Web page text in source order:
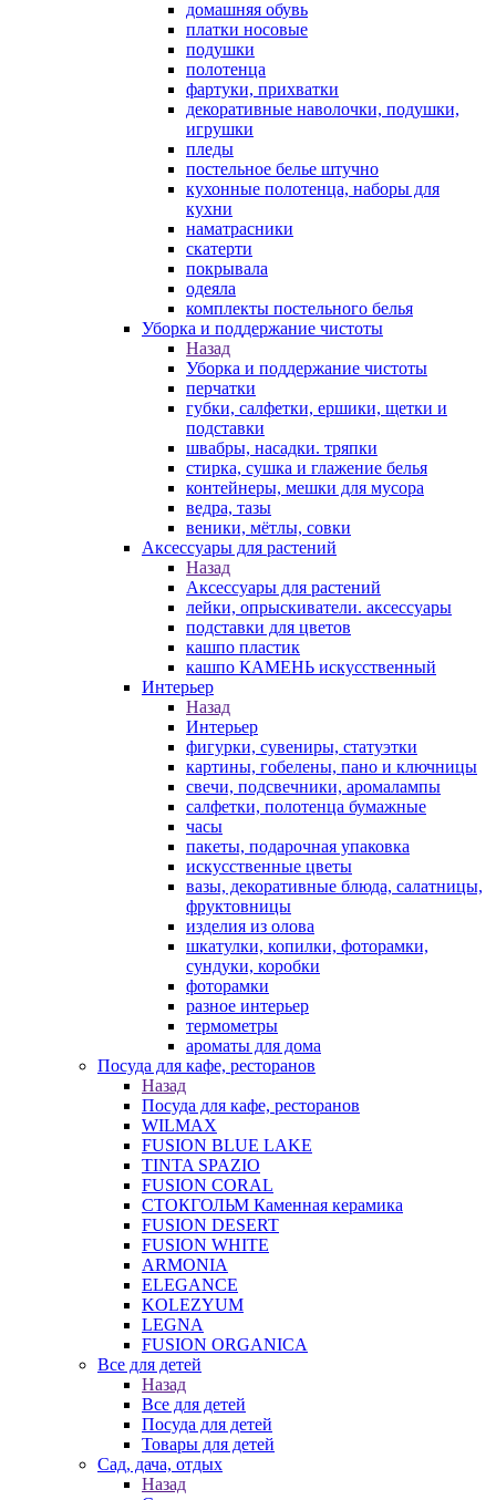
домашняя обувь
платки носовые
подушки
полотенца
фартуки, прихватки
декоративные наволочки, подушки,
игрушки
пледы
постельное белье штучно
кухонные полотенца, наборы для
кухни
наматрасники
скатерти
покрывала
одеяла
комплекты постельного белья
Уборка и поддержание чистоты
Назад
Уборка и поддержание чистоты
перчатки
губки, салфетки, ершики, щетки и
подставки
швабры, насадки. тряпки
стирка, сушка и глажение белья
контейнеры, мешки для мусора
ведра, тазы
веники, мётлы, совки
Аксессуары для растений
Назад
Аксессуары для растений
лейки, опрыскиватели. аксессуары
подставки для цветов
кашпо пластик
кашпо КАМЕНЬ искусственный
Интерьер
Назад
Интерьер
фигурки, сувениры, статуэтки
картины, гобелены, пано и ключницы
свечи, подсвечники, аромалампы
салфетки, полотенца бумажные
часы
пакеты, подарочная упаковка
искусственные цветы
вазы, декоративные блюда, салатницы,
фруктовницы
изделия из олова
шкатулки, копилки, фоторамки,
сундуки, коробки
фоторамки
разное интерьер
термометры
ароматы для дома
Посуда для кафе, ресторанов
Назад
Посуда для кафе, ресторанов
WILMAX
FUSION BLUE LAKE
TINTA SPAZIO
FUSION CORAL
СТОКГОЛЬМ Каменная керамика
FUSION DESERT
FUSION WHITE
ARMONIA
ELEGANCE
KOLEZYUM
LEGNA
FUSION ORGANICA
Все для детей
Назад
Все для детей
Посуда для детей
Товары для детей
Сад, дача, отдых
Назад